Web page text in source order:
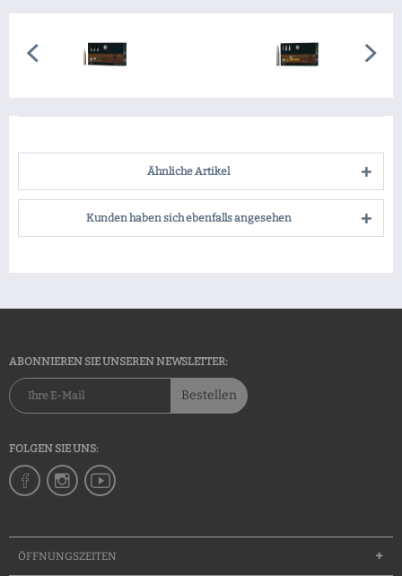
Ähnliche Artikel
Kunden haben sich ebenfalls angesehen
ABONNIEREN SIE UNSEREN NEWSLETTER:
Bestellen
FOLGEN SIE UNS:
ÖFFNUNGSZEITEN